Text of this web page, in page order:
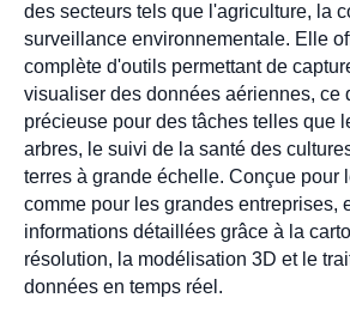
des secteurs tels que l'agriculture, la
surveillance environnementale. Elle
complète d'outils permettant de
visualiser des données aériennes, ce
précieuse pour des tâches telles que
arbres, le suivi de la santé des
terres à grande échelle. Conçue pour
comme pour les grandes entreprises,
informations détaillées grâce à la
résolution, la modélisation 3D et le
données en temps réel.